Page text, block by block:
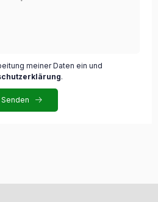
meiner Daten ein und
.
Senden